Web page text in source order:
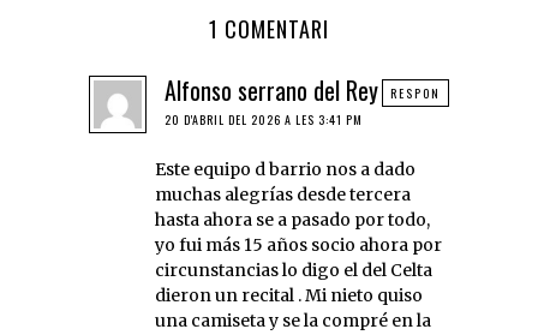
1 COMENTARI
Alfonso serrano del Rey
20 D'ABRIL DEL 2026 A LES 3:41 PM
Este equipo d barrio nos a dado
muchas alegrías desde tercera
hasta ahora se a pasado por todo,
yo fui más 15 años socio ahora por
circunstancias lo digo el del Celta
dieron un recital . Mi nieto quiso
una camiseta y se la compré en la
RESPON